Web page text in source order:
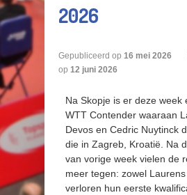
2026
Gepubliceerd op 16 mei 2026
op 12 juni 2026
Na Skopje is er deze week
WTT Contender waaraan
Devos en Cedric Nuytinck
die in Zagreb, Kroatië. Na
van vorige week vielen de
meer tegen: zowel
verloren hun eerste